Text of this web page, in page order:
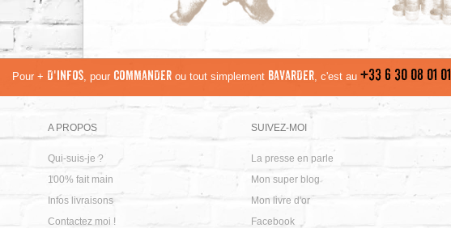
Pour + D'INFOS , pour COMMANDER ou tout simplement BAVARDER , c'est au +33 6 30 08 01 01
A PROPOS
Qui-suis-je ?
100% fait main
Infos livraisons
Contactez moi !
SUIVEZ-MOI
La presse en parle
Mon super blog
Mon livre d'or
Facebook